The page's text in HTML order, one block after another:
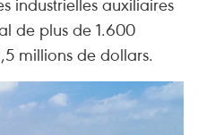
de plus de 1.600
millions de dollars.